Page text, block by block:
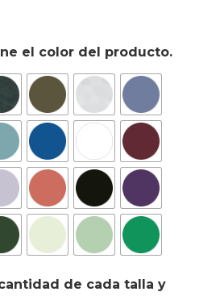
el color del producto.
de cada talla y